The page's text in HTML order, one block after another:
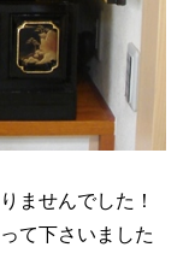
ませんでした！
て下さいました